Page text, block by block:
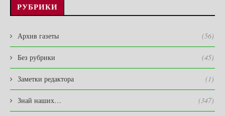
РУБРИКИ
Архив газеты (56)
Без рубрики (45)
Заметки редактора (1)
Знай наших… (347)